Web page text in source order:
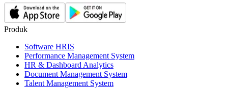
Produk
Software HRIS
Performance Management System
HR & Dashboard Analytics
Document Management System
Talent Management System